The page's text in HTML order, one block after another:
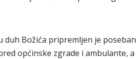
duh Božića pripremljen je poseban
općinske zgrade i ambulante, a